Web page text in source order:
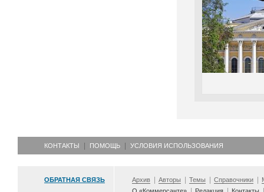
КОНТАКТЫ ПОМОЩЬ УСЛОВИЯ ИСПОЛЬЗОВАНИЯ
ОБРАТНАЯ СВЯЗЬ Архив Авторы Темы Справочники